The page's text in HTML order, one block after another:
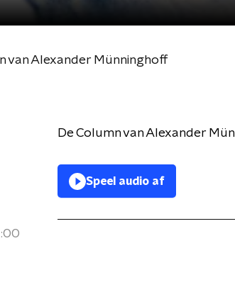
van Alexander Münninghoff
De Column van Alexander
Speel audio af